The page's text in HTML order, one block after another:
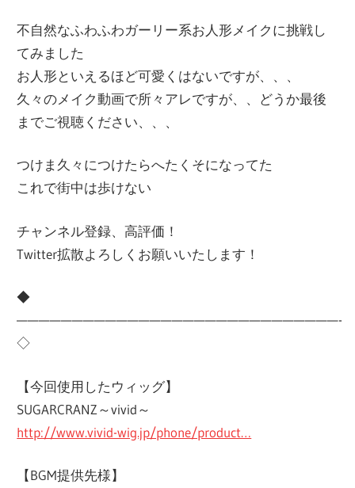
不自然なふわふわガーリー系お人形メイクに挑戦し
てみました
お人形といえるほど可愛くはないですが、、、
久々のメイク動画で所々アレですが、、どうか最後
までご視聴ください、、、
つけま久々につけたらへたくそになってた
これで街中は歩けない
チャンネル登録、高評価！
Twitter拡散よろしくお願いいたします！
◆
—————————————————————————————-
◇
【今回使用したウィッグ】
SUGARCRANZ～vivid～
http://www.vivid-wig.jp/phone/product…
【BGM提供先様】